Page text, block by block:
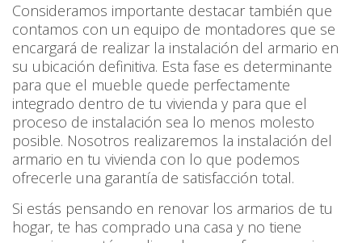
Consideramos importante destacar también que
contamos con un equipo de montadores que se
encargará de realizar la instalación del armario en
su ubicación definitiva. Esta fase es determinante
para que el mueble quede perfectamente
integrado dentro de tu vivienda y para que el
proceso de instalación sea lo menos molesto
posible. Nosotros realizaremos la instalación del
armario en tu vivienda con lo que podemos
ofrecerle una garantía de satisfacción total.
Si estás pensando en renovar los armarios de tu
hogar, te has comprado una casa y no tiene